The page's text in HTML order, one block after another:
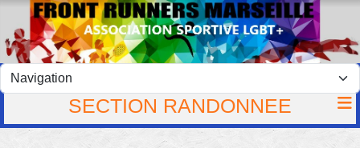
SECTION RANDONNEE
Panneau de gestion des cookies